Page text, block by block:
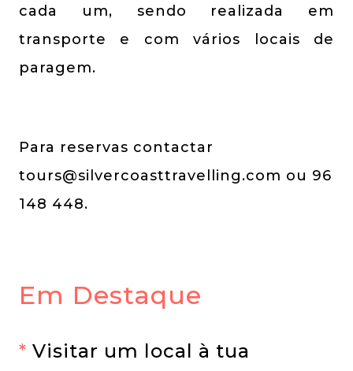
cada um, sendo realizada em
transporte e com vários locais de
paragem.
Para reservas contactar
tours@silvercoasttravelling.com ou 96
148 448.
Em Destaque
* Visitar um local à tua